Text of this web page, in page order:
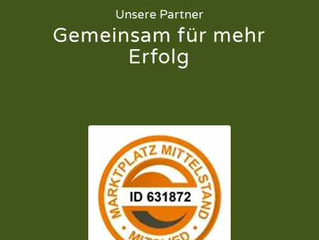
Unsere Partner
Gemeinsam für mehr
Erfolg